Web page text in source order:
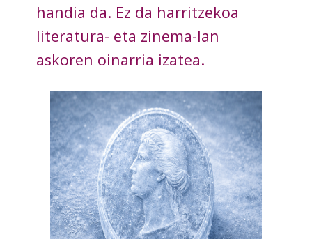
handia da. Ez da harritzekoa
literatura- eta zinema-lan
askoren oinarria izatea.